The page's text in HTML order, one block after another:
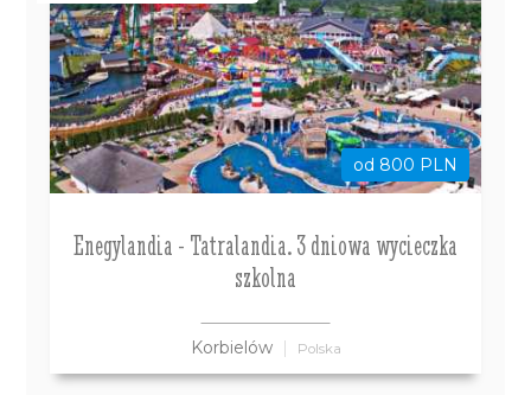
od 800 PLN
Enegylandia - Tatralandia. 3 dniowa wycieczka
szkolna
Korbielów Polska